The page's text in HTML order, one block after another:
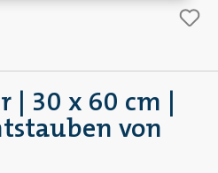
| 30 x 60 cm |
von